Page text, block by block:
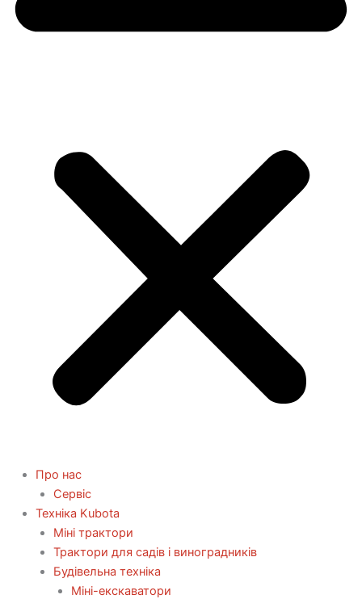
Про нас
Сервіс
Технiка Kubota
Міні трактори
Трактори для садів і виноградників
Будівельна техніка
Міні-екскаватори